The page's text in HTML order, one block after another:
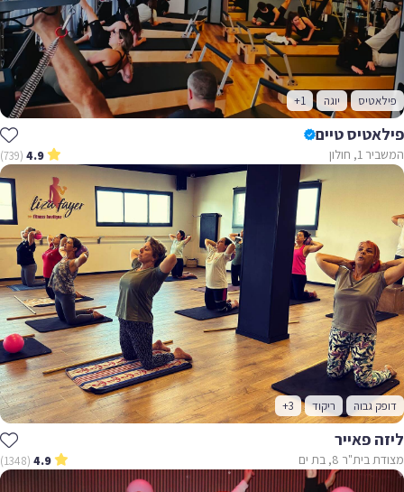
פילאטיס יוגה +1
פילאטיס טיים
המשביר 1, חולון 4.9
(739)
דופק גבוה ריקוד +3
ליזה פאייר
מצודת בית"ר 8, בת ים 4.9
(1348)